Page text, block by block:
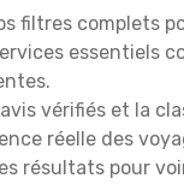
filtres complets
essentiels
vérifiés et la
réelle des
résultats pour